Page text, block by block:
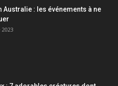
Australie : les événements à ne